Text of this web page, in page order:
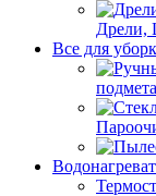
Дрели,
Все для